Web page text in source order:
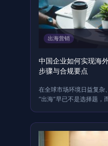
出海营销
中国企业如何实现海
步骤与合规要点
在全球市场环境日益复杂
“出海”早已不是选择题，